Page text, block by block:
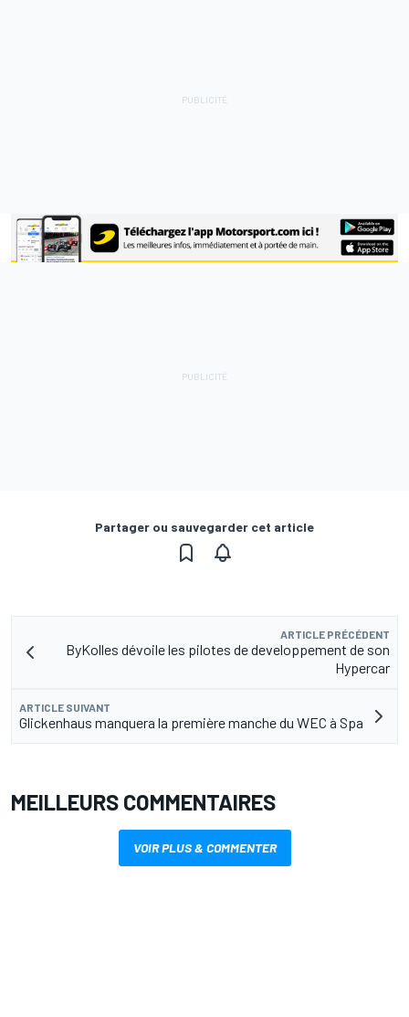
Partager ou sauvegarder cet article
ARTICLE PRÉCÉDENT
ByKolles dévoile les pilotes de developpement de son
Hypercar
ARTICLE SUIVANT
Glickenhaus manquera la première manche du WEC à Spa
MEILLEURS COMMENTAIRES
VOIR PLUS & COMMENTER